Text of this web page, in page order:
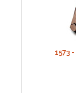
1573